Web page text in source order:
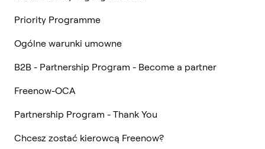
Priority Programme
Ogólne warunki umowne
B2B - Partnership Program - Become a partner
Freenow-OCA
Partnership Program - Thank You
Chcesz zostać kierowcą Freenow?